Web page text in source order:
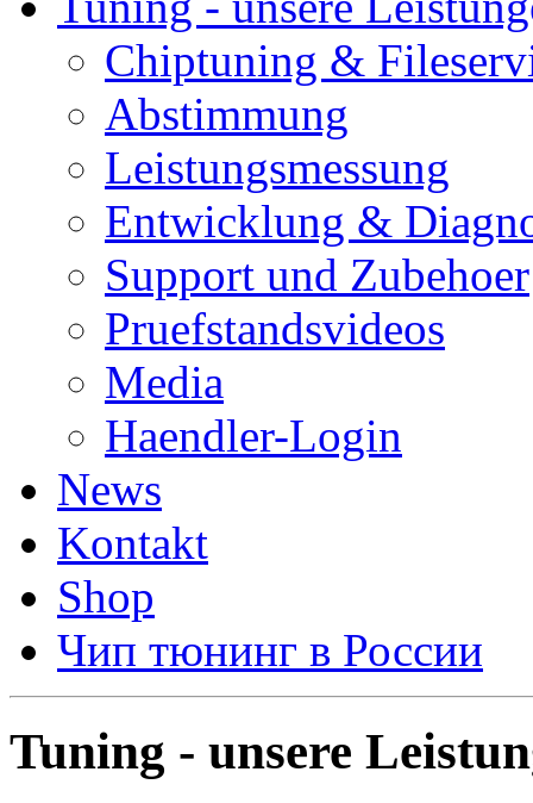
Chiptuning &
Abstimmung
Leistungsmessung
Entwicklung &
Support und Zubehoer
Pruefstandsvideos
Media
Haendler-Login
News
Kontakt
Shop
Чип тюнинг в России
Tuning - unsere